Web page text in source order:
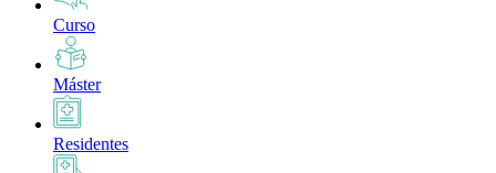
Curso
Máster
Residentes